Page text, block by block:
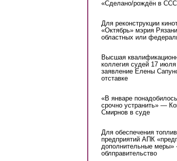
«Сделано/рождён в
Для реконструкции
«Октябрь» мэрия
областных или
Высшая
коллегия судей 17
заявление Елены
отставке
«В январе
срочно устранить» —
Смирнов в суде
Для обеспечения
предприятий АПК
дополнительные меры»
облправительство